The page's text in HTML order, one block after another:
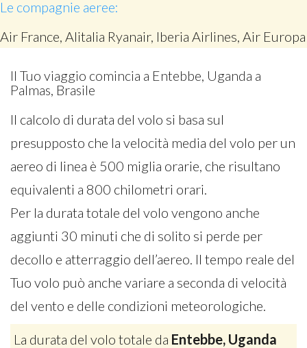
Le compagnie aeree:
Air France, Alitalia Ryanair, Iberia Airlines, Air Europa
Il Tuo viaggio comincia a Entebbe, Uganda a
Palmas, Brasile
Il calcolo di durata del volo si basa sul
presupposto che la velocità media del volo per un
aereo di linea è 500 miglia orarie, che risultano
equivalenti a 800 chilometri orari.
Per la durata totale del volo vengono anche
aggiunti 30 minuti che di solito si perde per
decollo e atterraggio dell’aereo. Il tempo reale del
Tuo volo può anche variare a seconda di velocità
del vento e delle condizioni meteorologiche.
La durata del volo totale da Entebbe, Uganda